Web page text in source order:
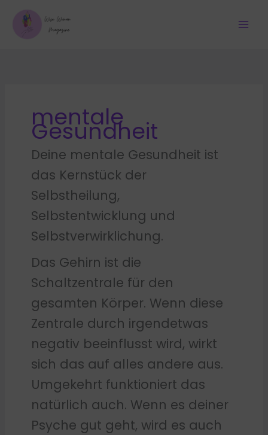
Inhalt
springen
mentale
Gesundheit
Deine mentale Gesundheit ist
das Kernstück der
Selbstheilung,
Selbstentwicklung und
Selbstverwirklichung.
Das Gehirn ist die
Schaltzentrale für den
gesamten Körper. Wenn diese
Zentrale durch irgendetwas
negativ beeinflusst wird, wirkt
sich das auf alles andere aus.
Umgekehrt funktioniert das
natürlich auch. Wenn es deiner
Psyche gut geht, wird es auch